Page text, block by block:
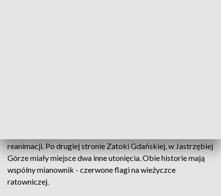
reanimacji. Po drugiej stronie Zatoki Gdańskiej, w Jastrzębiej
Górze miały miejsce dwa inne utonięcia. Obie historie mają
wspólny mianownik - czerwone flagi na wieżyczce
ratowniczej.